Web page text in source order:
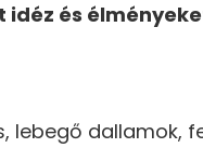
és
lebegő dallamok,